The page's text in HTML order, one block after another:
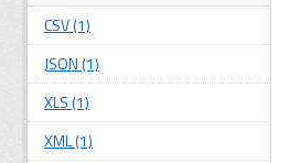
CSV (1)
JSON (1)
XLS (1)
XML (1)